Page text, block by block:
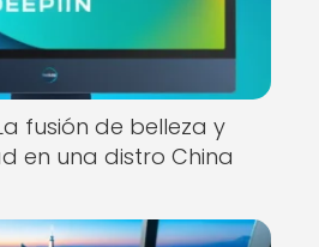
fusión de belleza y
en una distro China